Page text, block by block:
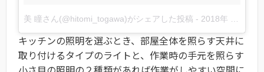
美 瞳さん(@hitomi_togawa)がシェアした投稿 - 2018年 8月月27日午後12時05分PDT
キッチンの照明を選ぶとき、部屋全体を照らす天井に
取り付けるタイプのライトと、作業時の手元を照らす